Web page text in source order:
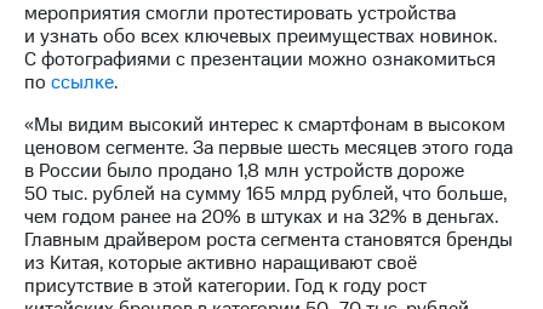
Информация
акционерам
Документы
ПАО
Собрания
акционеров
Личный
кабинет
акционера
Акционерный
капитал
Контроль
мероприятия смогли протестировать устройства
и узнать обо всех ключевых преимуществах новинок.
С фотографиями с презентации можно ознакомиться
по ссылке.
«Мы видим высокий интерес к смартфонам в высоком
ценовом сегменте. За первые шесть месяцев этого года
в России было продано 1,8 млн устройств дороже
50 тыс. рублей на сумму 165 млрд рублей, что больше,
чем годом ранее на 20% в штуках и на 32% в деньгах.
Главным драйвером роста сегмента становятся бренды
из Китая, которые активно наращивают своё
присутствие в этой категории. Год к году рост